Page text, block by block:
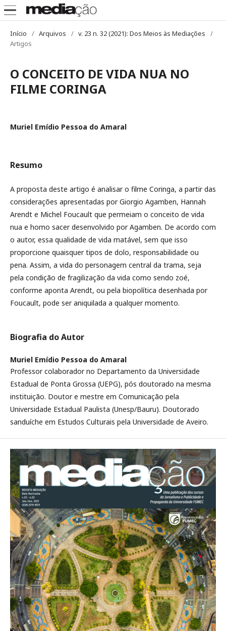
Início / Arquivos / v. 23 n. 32 (2021): Dos Meios às Mediações
/
Artigos
O CONCEITO DE VIDA NUA NO
FILME CORINGA
Muriel Emídio Pessoa do Amaral
Resumo
A proposta deste artigo é analisar o filme Coringa, a partir das
considerações apresentadas por Giorgio Agamben, Hannah
Arendt e Michel Foucault que permeiam o conceito de vida
nua e homo sacer desenvolvido por Agamben. De acordo com
o autor, essa qualidade de vida matável, sem que isso
proporcione quaisquer tipos de dolo, responsabilidade ou
pena. Assim, a vida do personagem central da trama, seja
pela condição de fragilização da vida como sendo zoé,
conforme aponta Arendt, ou pela biopolítica desenhada por
Foucault, pode ser aniquilada a qualquer momento.
Biografia do Autor
Muriel Emídio Pessoa do Amaral
Professor colaborador no Departamento da Universidade
Estadual de Ponta Grossa (UEPG), pós doutorado na mesma
instituição. Doutor e mestre em Comunicação pela
Universidade Estadual Paulista (Unesp/Bauru). Doutorado
sanduíche em Estudos Culturais pela Universidade de Aveiro.